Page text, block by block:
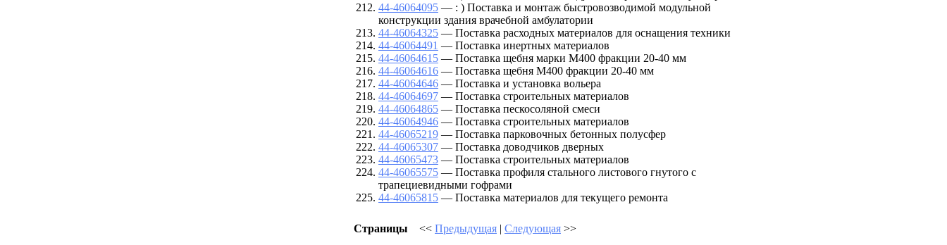
44-46064095 — : ) Поставка и монтаж быстровозводимой модульной
конструкции здания врачебной амбулатории
44-46064325 — Поставка расходных материалов для оснащения техники
44-46064491 — Поставка инертных материалов
44-46064615 — Поставка щебня марки М400 фракции 20-40 мм
44-46064616 — Поставка щебня М400 фракции 20-40 мм
44-46064646 — Поставка и установка вольера
44-46064697 — Поставка строительных материалов
44-46064865 — Поставка пескосоляной смеси
44-46064946 — Поставка строительных материалов
44-46065219 — Поставка парковочных бетонных полусфер
44-46065307 — Поставка доводчиков дверных
44-46065473 — Поставка строительных материалов
44-46065575 — Поставка профиля стального листового гнутого с
трапециевидными гофрами
44-46065815 — Поставка материалов для текущего ремонта
Страницы << Предыдущая | Следующая >>